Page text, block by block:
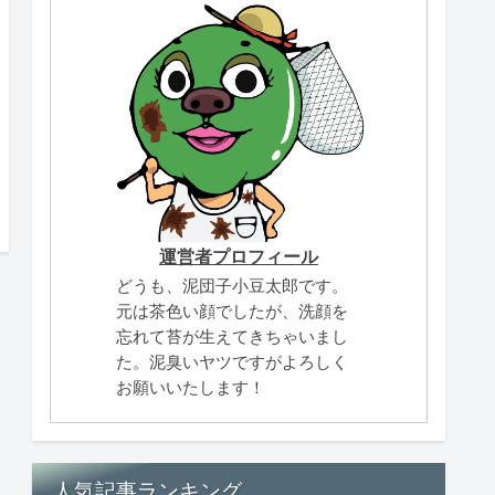
運営者プロフィール
どうも、泥団子小豆太郎です。
元は茶色い顔でしたが、洗顔を
忘れて苔が生えてきちゃいまし
た。泥臭いヤツですがよろしく
お願いいたします！